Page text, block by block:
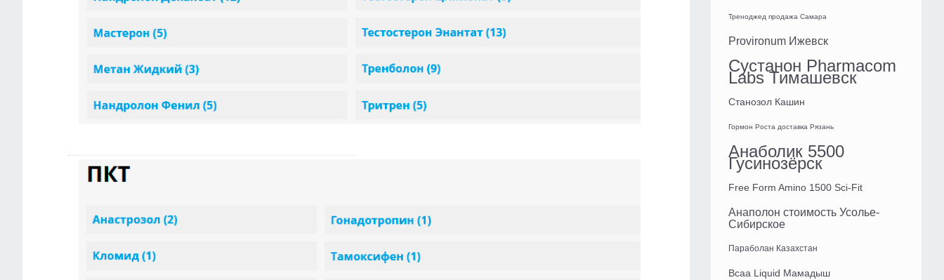
Треноджед продажа Самара
Provironum Ижевск
Сустанон Pharmacom
Labs Тимашевск
Станозол Кашин
Гормон Роста доставка Рязань
Анаболик 5500
Гусинозёрск
Free Form Amino 1500 Sci-Fit
Анаполон стоимость Усолье-
Сибирское
Параболан Казахстан
Bcaa Liquid Мамадыш